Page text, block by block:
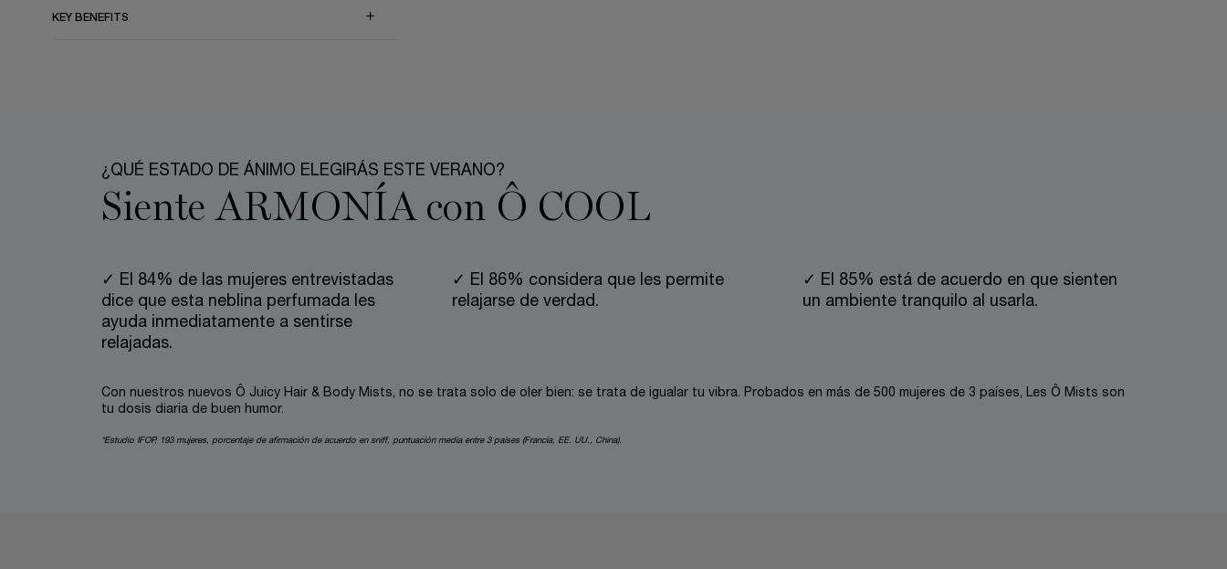
KEY BENEFITS
¿QUÉ ESTADO DE ÁNIMO ELEGIRÁS ESTE VERANO?
Siente ARMONÍA con Ô COOL
✓ El 84% de las mujeres entrevistadas
dice que esta neblina perfumada les
ayuda inmediatamente a sentirse
relajadas.
✓ El 86% considera que les permite
relajarse de verdad.
✓ El 85% está de acuerdo en que sienten
un ambiente tranquilo al usarla.
Con nuestros nuevos Ô Juicy Hair & Body Mists, no se trata solo de oler bien: se trata de igualar tu vibra. Probados en más de 500 mujeres de 3 países, Les Ô Mists son
tu dosis diaria de buen humor.
*Estudio IFOP, 193 mujeres, porcentaje de afirmación de acuerdo en sniff, puntuación media entre 3 países (Francia, EE. UU., China).